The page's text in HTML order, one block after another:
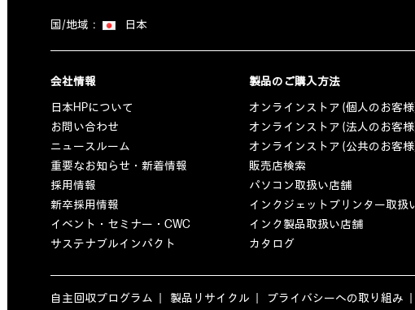
国/地域： 日本
会社情報
日本HPについて
お問い合わせ
ニュースルーム
重要なお知らせ・新着情報
採用情報
新卒採用情報
イベント・セミナー・CWC
サステナブルインパクト
製品のご購入方法
オンラインストア (個人のお客
オンラインストア (法人のお客
オンラインストア (公共のお客
販売店検索
パソコン取扱い店舗
インクジェットプリンター取扱
インク製品取扱い店舗
カタログ
自主回収プログラム 製品リサイクル プライバシーへの取り組み